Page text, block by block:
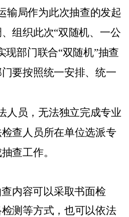
输局作为此次抽查的发起
组织此次“双随机、一公
现部门联合“双随机”抽查
要按照统一安排、统一
人员，无法独立完成专业
查人员所在单位选派专
查工作。
内容可以采取书面检
测等方式，也可以依法